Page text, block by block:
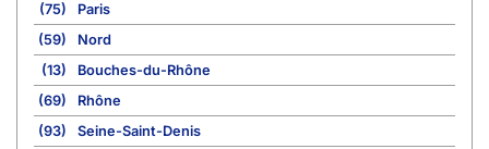
(75)
Paris
(59)
Nord
(13)
Bouches-du-Rhône
(69)
Rhône
(93)
Seine-Saint-Denis